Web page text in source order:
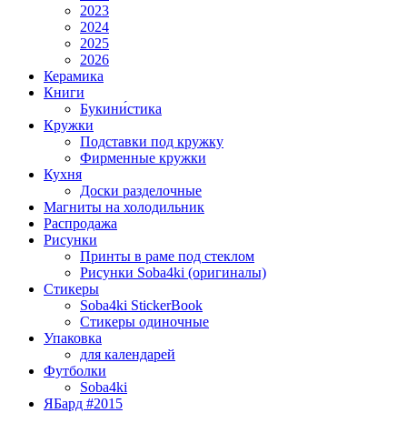
2023
2024
2025
2026
Керамика
Книги
Букини́стика
Кружки
Подставки под кружку
Фирменные кружки
Кухня
Доски разделочные
Магниты на холодильник
Распродажа
Рисунки
Принты в раме под стеклом
Рисунки Soba4ki (оригиналы)
Стикеры
Soba4ki StickerBook
Стикеры одиночные
Упаковка
для календарей
Футболки
Soba4ki
ЯБард #2015